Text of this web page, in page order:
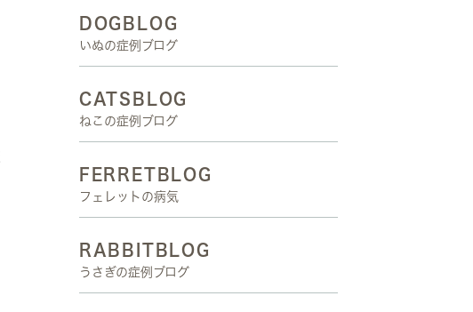
DOGBLOG
いぬの症例ブログ
CATSBLOG
ねこの症例ブログ
FERRETBLOG
フェレットの病気
RABBITBLOG
うさぎの症例ブログ